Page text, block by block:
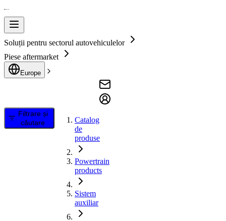
Soluții pentru sectorul autovehiculelor
Piese aftermarket
Europe
Filtrare și
căutare
Catalog
de
produse
Powertrain
products
Sistem
auxiliar